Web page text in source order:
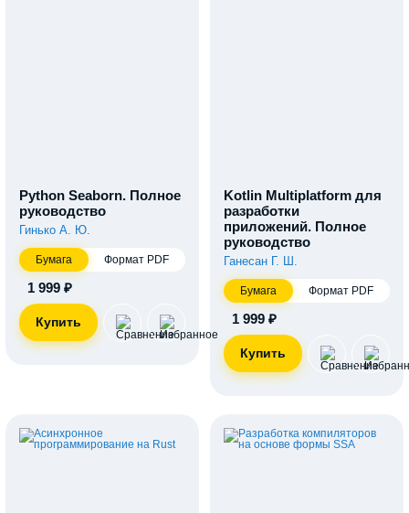
Python Seaborn. Полное
руководство
Гинько А. Ю.
Бумага Формат PDF
1 999 ₽
Kotlin Multiplatform для
разработки
приложений. Полное
руководство
Ганесан Г. Ш.
Бумага Формат PDF
1 999 ₽